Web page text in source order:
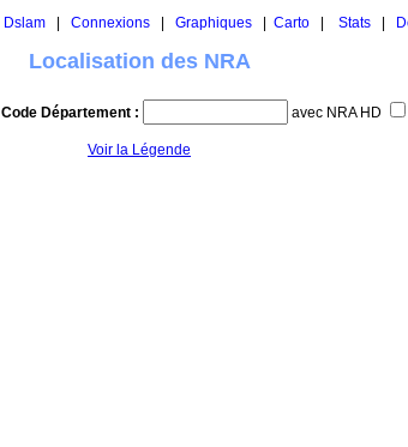
Dslam Connexions Graphiques Carto Stats
Localisation des NRA
Code Département : avec NRA HD
Voir la Légende